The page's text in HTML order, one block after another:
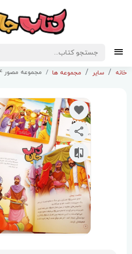
خانه سایر مجموعه ها مجموعه مصور 14جلدی زندگانی معصومین علیهم السلام